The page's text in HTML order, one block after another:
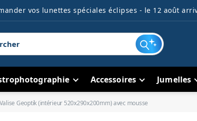
vos lunettes spéciales éclipses - le 12 août
Accessoires Jumelles
Valise Geoptik (intérieur 520x290x200mm) avec mousse